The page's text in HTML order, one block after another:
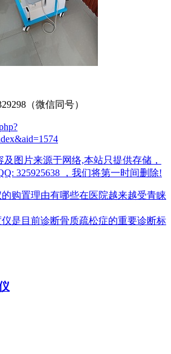
（微信同号）
图片来源于网络,本站只提供存储，
325925638 ，我们将第一时间删除!
的购置理由有哪些在医院越来越受青睐
是目前诊断骨质疏松症的重要诊断标